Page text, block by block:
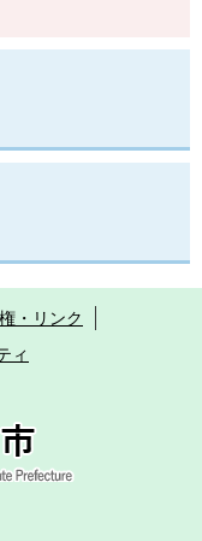
・リンク
ィ